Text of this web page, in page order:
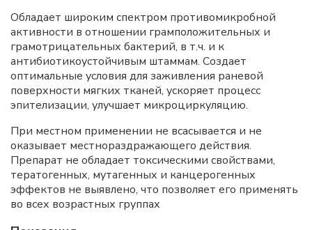
Обладает широким спектром противомикробной
активности в отношении грамположительных и
грамотрицательных бактерий, в т.ч. и к
антибиотикоустойчивым штаммам. Создает
оптимальные условия для заживления раневой
поверхности мягких тканей, ускоряет процесс
эпителизации, улучшает микроциркуляцию.
При местном применении не всасывается и не
оказывает местнораздражающего действия.
Препарат не обладает токсическими свойствами,
тератогенных, мутагенных и канцерогенных
эффектов не выявлено, что позволяет его применять
во всех возрастных группах